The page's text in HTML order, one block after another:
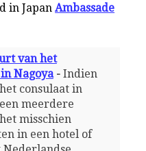
in Japan Ambassade
van het
Nagoya- Indien
consulaat in
meerdere
misschien
in een hotel of